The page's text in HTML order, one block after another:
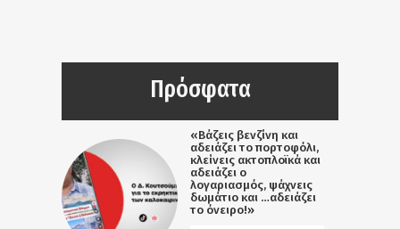
Πρόσφατα
«Βάζεις βενζίνη και
αδειάζει το πορτοφόλι,
κλείνεις ακτοπλοϊκά και
αδειάζει ο
λογαριασμός, ψάχνεις
δωμάτιο και …αδειάζει
το όνειρο!»